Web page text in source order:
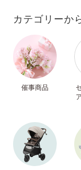
カテゴリーか
催事商品